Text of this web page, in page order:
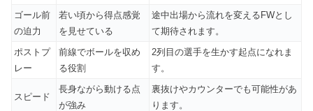
ゴール前
の迫力
若い頃から得点感覚
を見せている
途中出場から流れを変えるFWとし
て期待されます。
ポストプ
レー
前線でボールを収め
る役割
2列目の選手を生かす起点になれま
す。
スピード
長身ながら動ける点
が強み
裏抜けやカウンターでも可能性があ
ります。